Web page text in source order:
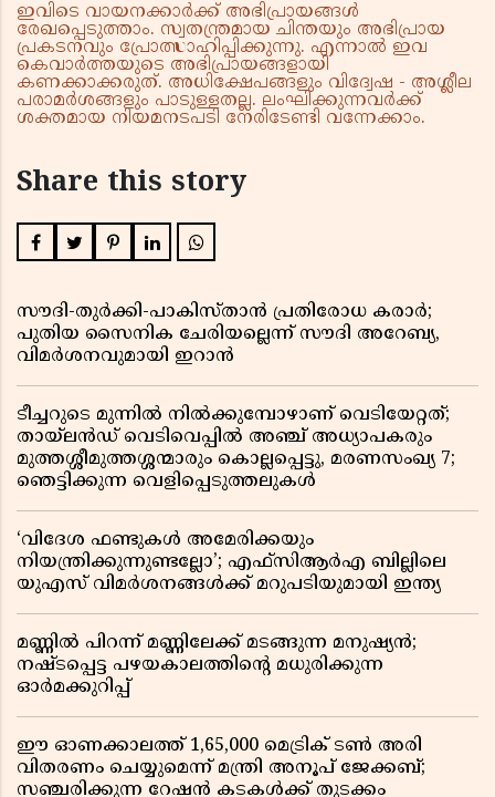
ഇവിടെ വായനക്കാർക്ക് അഭിപ്രായങ്ങൾ
രേഖപ്പെടുത്താം. സ്വതന്ത്രമായ ചിന്തയും അഭിപ്രായ
പ്രകടനവും പ്രോത്സാഹിപ്പിക്കുന്നു. എന്നാൽ ഇവ
കെവാർത്തയുടെ അഭിപ്രായങ്ങളായി
കണക്കാക്കരുത്. അധിക്ഷേപങ്ങളും വിദ്വേഷ - അശ്ലീല
പരാമർശങ്ങളും പാടുള്ളതല്ല. ലംഘിക്കുന്നവർക്ക്
ശക്തമായ നിയമനടപടി നേരിടേണ്ടി വന്നേക്കാം.
Share this story
സൗദി-തുർക്കി-പാകിസ്താൻ പ്രതിരോധ കരാർ;
പുതിയ സൈനിക ചേരിയല്ലെന്ന് സൗദി അറേബ്യ,
വിമർശനവുമായി ഇറാൻ
ടീച്ചറുടെ മുന്നിൽ നിൽക്കുമ്പോഴാണ് വെടിയേറ്റത്;
തായ്‌ലൻഡ് വെടിവെപ്പിൽ അഞ്ച് അധ്യാപകരും
മുത്തശ്ശീമുത്തശ്ശന്മാരും കൊല്ലപ്പെട്ടു, മരണസംഖ്യ 7;
ഞെട്ടിക്കുന്ന വെളിപ്പെടുത്തലുകൾ
‘വിദേശ ഫണ്ടുകൾ അമേരിക്കയും
നിയന്ത്രിക്കുന്നുണ്ടല്ലോ’; എഫ്സിആർഎ ബില്ലിലെ
യുഎസ് വിമർശനങ്ങൾക്ക് മറുപടിയുമായി ഇന്ത്യ
മണ്ണിൽ പിറന്ന് മണ്ണിലേക്ക് മടങ്ങുന്ന മനുഷ്യൻ;
നഷ്ടപ്പെട്ട പഴയകാലത്തിൻ്റെ മധുരിക്കുന്ന
ഓർമക്കുറിപ്പ്
ഈ ഓണക്കാലത്ത് 1,65,000 മെട്രിക് ടൺ അരി
വിതരണം ചെയ്യുമെന്ന് മന്ത്രി അനൂപ് ജേക്കബ്;
സഞ്ചരിക്കുന്ന റേഷൻ കടകൾക്ക് തുടക്കം